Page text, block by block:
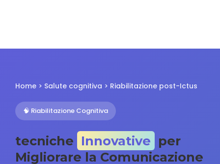
Home > Salute cognitiva > Riabilitazione post-Ictus
🧠 Riabilitazione Cognitiva
tecniche Innovative per
Migliorare la Comunicazione